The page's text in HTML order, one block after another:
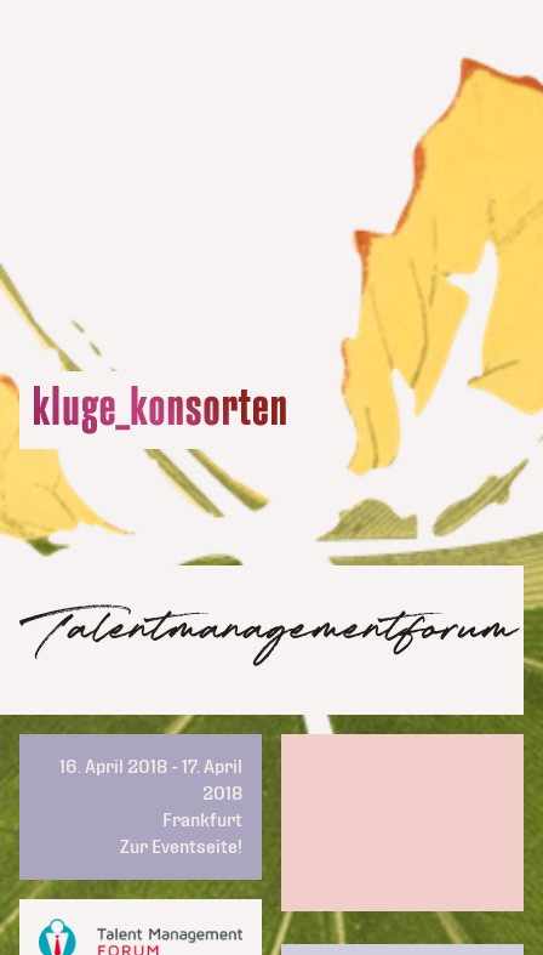
Talentmanagementforum
16. April 2018 - 17. April
2018
Frankfurt
Zur Eventseite!